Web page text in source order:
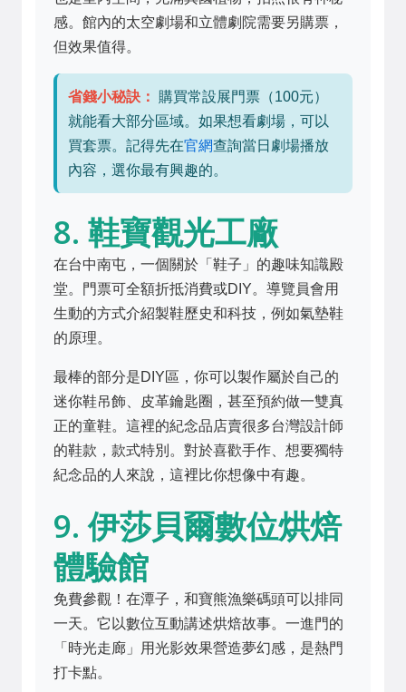
感。館內的太空劇場和立體劇院需要另購票，
但效果值得。
省錢小秘訣：
購買常設展門票（100元）
就能看大部分區域。如果想看劇場，可以
買套票。記得先在官網查詢當日劇場播放
內容，選你最有興趣的。
8. 鞋寶觀光工廠
在台中南屯，一個關於「鞋子」的趣味知識殿
堂。門票可全額折抵消費或DIY。導覽員會用
生動的方式介紹製鞋歷史和科技，例如氣墊鞋
的原理。
最棒的部分是DIY區，你可以製作屬於自己的
迷你鞋吊飾、皮革鑰匙圈，甚至預約做一雙真
正的童鞋。這裡的紀念品店賣很多台灣設計師
的鞋款，款式特別。對於喜歡手作、想要獨特
紀念品的人來說，這裡比你想像中有趣。
9. 伊莎貝爾數位烘焙
體驗館
免費參觀！在潭子，和寶熊漁樂碼頭可以排同
一天。它以數位互動講述烘焙故事。一進門的
「時光走廊」用光影效果營造夢幻感，是熱門
打卡點。